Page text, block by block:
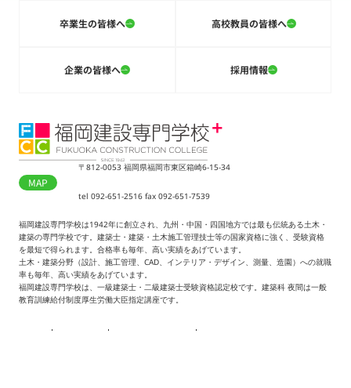
卒業生の皆様へ 高校教員の皆様へ
企業の皆様へ 採用情報
〒812-0053 福岡県福岡市東区箱崎6-15-34
MAP
tel 092-651-2516 fax 092-651-7539
福岡建設専門学校は1942年に創立され、九州・中国・四国地方では最も伝統ある土木・
建築の専門学校です。建築士・建築・土木施工管理技士等の国家資格に強く、受験資格
を最短で得られます。合格率も毎年、高い実績をあげています。
土木・建築分野（設計、施工管理、CAD、インテリア・デザイン、測量、造園）への就職
率も毎年、高い実績をあげています。
福岡建設専門学校は、一級建築士・二級建築士受験資格認定校です。建築科 夜間は一般
教育訓練給付制度厚生労働大臣指定講座です。